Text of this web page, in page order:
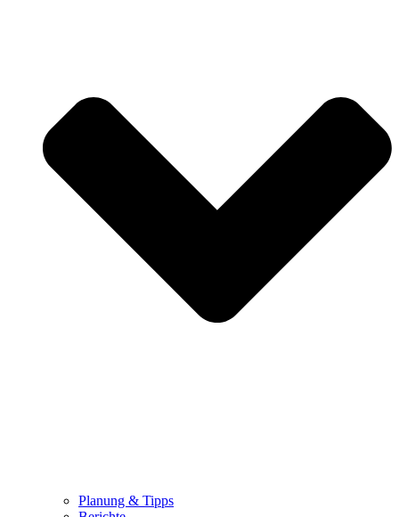
Planung & Tipps